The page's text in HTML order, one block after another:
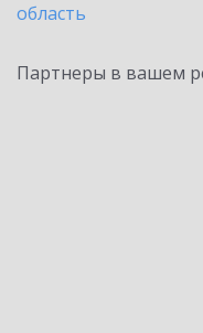
область
Партнеры в вашем